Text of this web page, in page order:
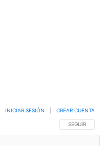
SIGA ESTA
SEGUIR
INICIAR SESIÓN CREAR CUENTA